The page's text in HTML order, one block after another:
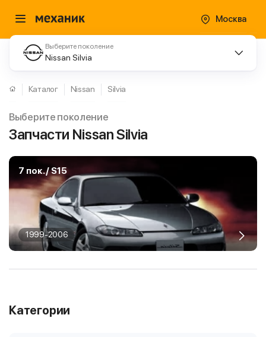
Москва
Выберите поколение
Nissan Silvia
Каталог Nissan Silvia
Выберите поколение
Запчасти Nissan Silvia
7 пок. / S15
1999-2006
Категории